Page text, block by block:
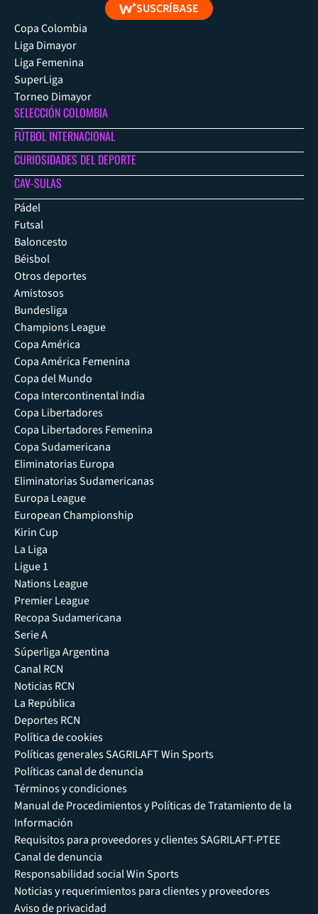
SUSCRÍBASE
Copa Colombia
Liga Dimayor
Liga Femenina
SuperLiga
Torneo Dimayor
SELECCIÓN COLOMBIA
FÚTBOL INTERNACIONAL
CURIOSIDADES DEL DEPORTE
CAV-SULAS
Pádel
Futsal
Baloncesto
Béisbol
Otros deportes
Amistosos
Bundesliga
Champions League
Copa América
Copa América Femenina
Copa del Mundo
Copa Intercontinental India
Copa Libertadores
Copa Libertadores Femenina
Copa Sudamericana
Eliminatorias Europa
Eliminatorias Sudamericanas
Europa League
European Championship
Kirin Cup
La Liga
Ligue 1
Nations League
Premier League
Recopa Sudamericana
Serie A
Súperliga Argentina
Canal RCN
Noticias RCN
La República
Deportes RCN
Política de cookies
Políticas generales SAGRILAFT Win Sports
Políticas canal de denuncia
Términos y condiciones
Manual de Procedimientos y Políticas de Tratamiento de la
Información
Requisitos para proveedores y clientes SAGRILAFT-PTEE
Canal de denuncia
Responsabilidad social Win Sports
Noticias y requerimientos para clientes y proveedores
Aviso de privacidad